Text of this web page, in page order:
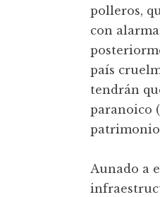
polleros,
con
país
tendrán
paranoico
patrimonio
Aunado a